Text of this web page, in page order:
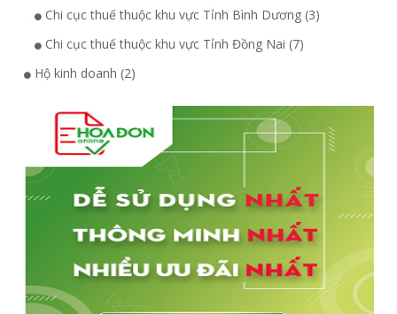
Chi cục thuế thuộc khu vực Tỉnh Bình Dương (3)
Chi cục thuế thuộc khu vực Tỉnh Đồng Nai (7)
Hộ kinh doanh (2)